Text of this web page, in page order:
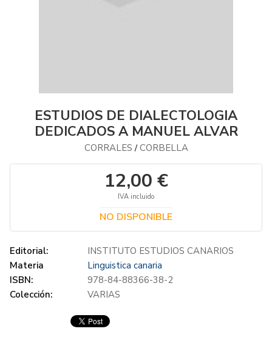
ESTUDIOS DE DIALECTOLOGIA
DEDICADOS A MANUEL ALVAR
CORRALES / CORBELLA
12,00 €
IVA incluido
NO DISPONIBLE
Editorial:
INSTITUTO ESTUDIOS CANARIOS
Materia
Linguistica canaria
ISBN:
978-84-88366-38-2
Colección:
VARIAS